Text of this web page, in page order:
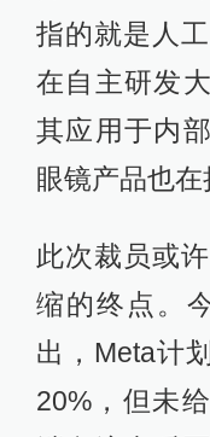
指的就是人
在自主研发
其应用于内
眼镜产品也在
此次裁员或
缩的终点。
出，Meta计
20%，但未